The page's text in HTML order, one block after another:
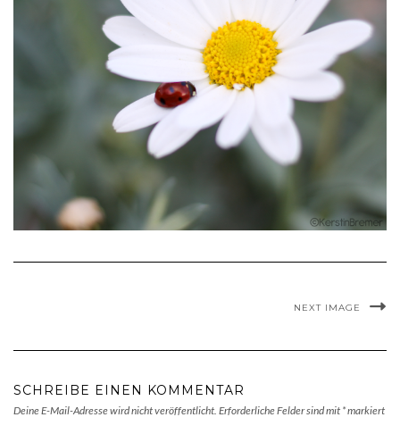
NEXT IMAGE
SCHREIBE EINEN KOMMENTAR
Deine E-Mail-Adresse wird nicht veröffentlicht. Erforderliche Felder sind mit *markiert